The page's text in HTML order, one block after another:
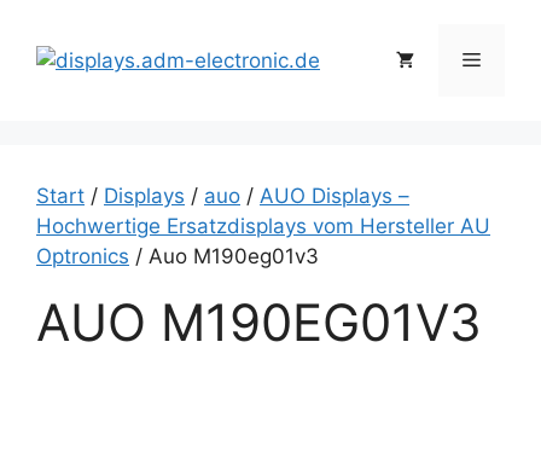
Inhalt
springen
Menü
Start / Displays / auo / AUO Displays –
Hochwertige Ersatzdisplays vom Hersteller AU
Optronics / Auo M190eg01v3
AUO M190EG01V3